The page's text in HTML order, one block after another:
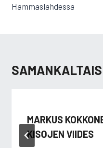
Hammaslahdessa
MARKUS
KISOJEN VIIDES